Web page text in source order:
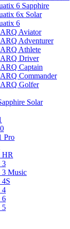
6 Sapphire
6x Solar
6
Aviator
Adventurer
Athlete
Driver
Captain
Commander
Golfer
Solar
Pro
HR
3
3 Music
4
6
5